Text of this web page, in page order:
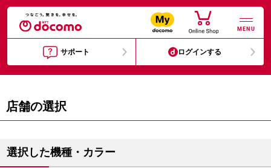
MENU
サポート ログインする
店舗の選択
選択した機種・カラー